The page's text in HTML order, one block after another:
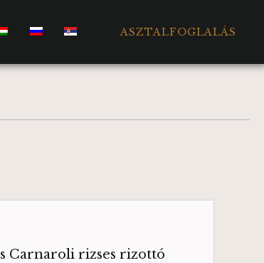
ASZTALFOGLALÁS
Carnaroli rizses rizottó